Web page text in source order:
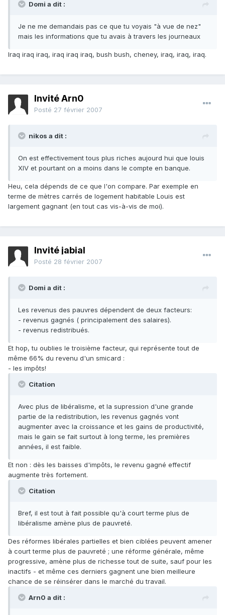
Domi a dit :
Je ne me demandais pas ce que tu voyais "à vue de nez"
mais les informations que tu avais à travers les journeaux
Iraq iraq iraq, iraq iraq iraq, bush bush, cheney, iraq, iraq, iraq.
Invité Arn0
Posté 27 février 2007
nikos a dit :
On est effectivement tous plus riches aujourd hui que louis
XIV et pourtant on a moins dans le compte en banque.
Heu, cela dépends de ce que l'on compare. Par exemple en
terme de mètres carrés de logement habitable Louis est
largement gagnant (en tout cas vis-à-vis de moi).
Invité jabial
Posté 28 février 2007
Domi a dit :
Les revenus des pauvres dépendent de deux facteurs:
- revenus gagnés ( principalement des salaires).
- revenus redistribués.
Et hop, tu oublies le troisième facteur, qui représente tout de
même 66% du revenu d'un smicard :
- les impôts!
Citation
Avec plus de libéralisme, et la supression d'une grande
partie de la redistribution, les revenus gagnés vont
augmenter avec la croissance et les gains de productivité,
mais le gain se fait surtout à long terme, les premières
années, il est faible.
Et non : dès les baisses d'impôts, le revenu gagné effectif
augmente très fortement.
Citation
Bref, il est tout à fait possible qu'à court terme plus de
libéralisme amène plus de pauvreté.
Des réformes libérales partielles et bien ciblées peuvent amener
à court terme plus de pauvreté ; une réforme générale, même
progressive, amène plus de richesse tout de suite, sauf pour les
inactifs - et même ces derniers gagnent une bien meilleure
chance de se réinsérer dans le marché du travail.
Arn0 a dit :